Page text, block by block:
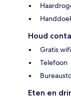
Houd
Gratis wifi
Telefoon
Eten en